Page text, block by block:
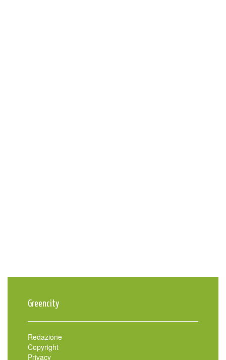
Greencity
Redazione
Copyright
Privacy